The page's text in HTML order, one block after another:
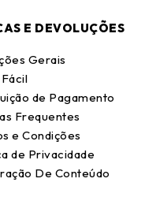
E DEVOLUÇÕES
Gerais
de Pagamento
Frequentes
e Condições
de Privacidade
De Conteúdo